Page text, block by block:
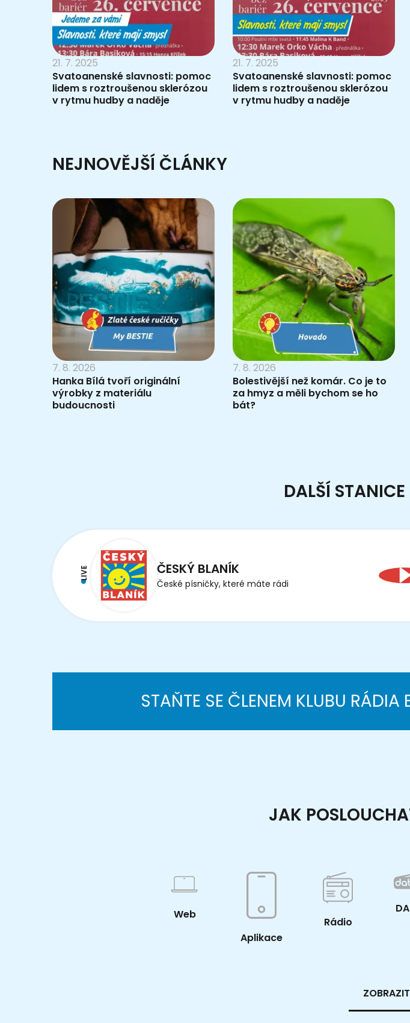
21. 7. 2025
Svatoanenské slavnosti: pomoc
lidem s roztroušenou sklerózou
v rytmu hudby a naděje
21. 7. 2025
Svatoanenské slavnosti: pomoc
lidem s roztroušenou sklerózou
v rytmu hudby a naděje
NEJNOVĚJŠÍ ČLÁNKY
7. 8. 2026
Hanka Bílá tvoří originální
výrobky z materiálu
budoucnosti
7. 8. 2026
Bolestivější než komár. Co je to
za hmyz a měli bychom se ho
bát?
DALŠÍ
LIVE ČESKÝ BLANÍK
České písničky, které máte rádi
STAŇTE SE ČLENEM KLUBU
JAK
Web
Aplikace
Rádio